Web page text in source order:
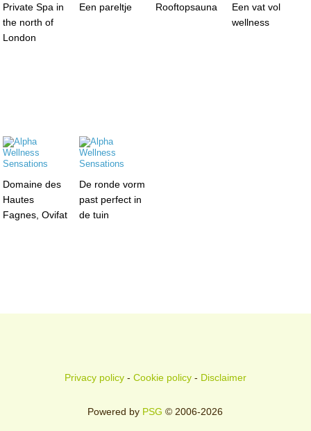
Private Spa in
the north of
London
Een pareltje Rooftopsauna
Een vat vol
wellness
Domaine des
Hautes
Fagnes, Ovifat
De ronde vorm
past perfect in
de tuin
Privacy policy- Cookie policy- Disclaimer
Powered by PSG © 2006-2026